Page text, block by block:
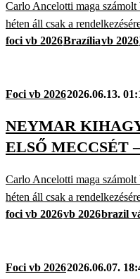
Carlo Ancelotti maga
héten áll csak a
foci vb 2026Brazíliavb 2026
Foci vb 20262026.06.13.
NEYMAR
ELSŐ MECCSÉT
Carlo Ancelotti maga
héten áll csak a
foci vb 2026vb 2026brazil
Foci vb 20262026.06.07.